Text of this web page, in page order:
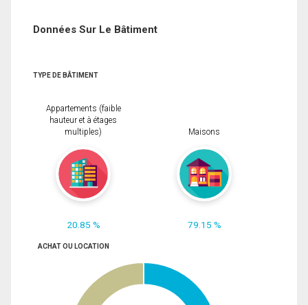
Données Sur Le Bâtiment
TYPE DE BÂTIMENT
Appartements (faible
hauteur et à étages
multiples)
20.85 %
Maisons
79.15 %
ACHAT OU LOCATION